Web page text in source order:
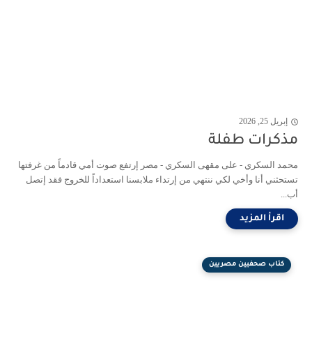
إبريل 25, 2026
مذكرات طفلة
محمد السكري - على مقهى السكري - مصر إرتفع صوت أمي قادماً من غرفتها
تستحثني أنا وأخي لكي ننتهي من إرتداء ملابسنا استعداداً للخروج فقد إتصل
أب...
كتاب صحفيين مصريين